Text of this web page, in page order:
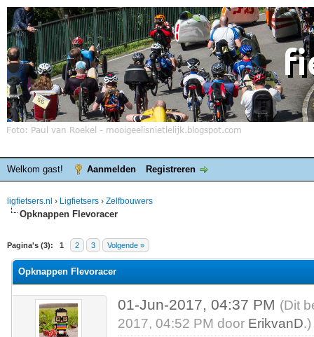
Welkom gast! Aanmelden Registreren
ligfietsers.nl › Ligfietsers › Zelfbouwers
Opknappen Flevoracer
Pagina's (3): 1 2 3 Volgende »
waardering is 0
Opknappen Flevoracer
01-Jun-2017, 04:37 PM (Dit
2017, 04:52 PM door ErikvanD.)